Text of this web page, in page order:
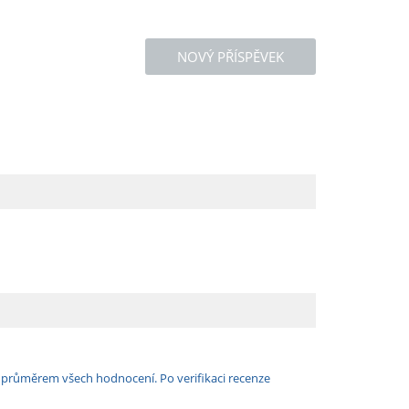
NOVÝ PŘÍSPĚVEK
všech hodnocení. Po verifikaci recenze